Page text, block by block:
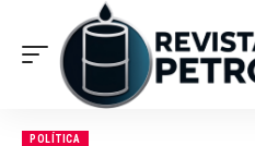
POLÍTICA